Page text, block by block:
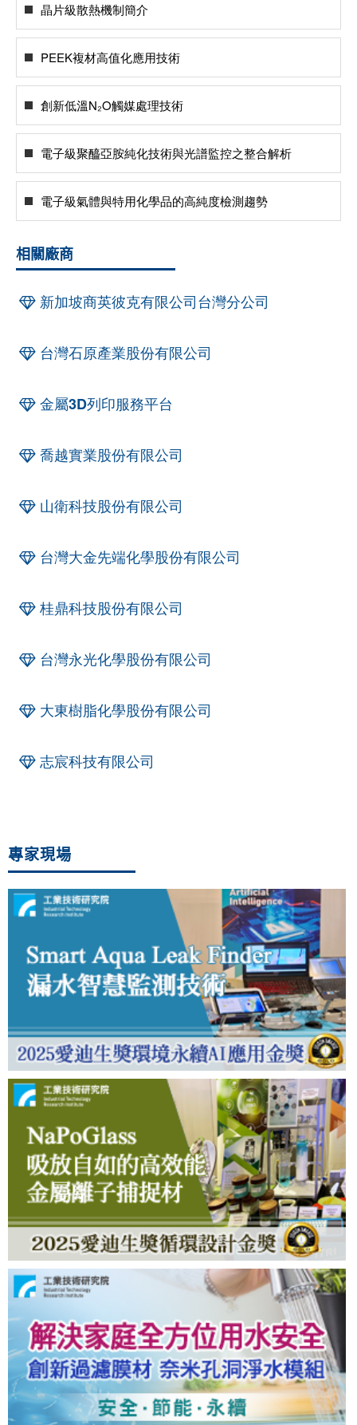
晶片級散熱機制簡介
PEEK複材高值化應用技術
創新低溫N₂O觸媒處理技術
電子級聚醯亞胺純化技術與光譜監控之整合解析
電子級氣體與特用化學品的高純度檢測趨勢
相關廠商
新加坡商英彼克有限公司台灣分公司
台灣石原產業股份有限公司
金屬3D列印服務平台
喬越實業股份有限公司
山衛科技股份有限公司
台灣大金先端化學股份有限公司
桂鼎科技股份有限公司
台灣永光化學股份有限公司
大東樹脂化學股份有限公司
志宸科技有限公司
專家現場